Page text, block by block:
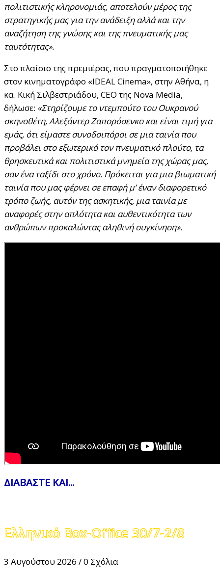
πολιτιστικής κληρονομιάς, αποτελούν μέρος της
στρατηγικής μας για την ανάδειξη αλλά και την
αναζήτηση της γνώσης και της πνευματικής µας
ταυτότητας».
Στο πλαίσιο της πρεμιέρας, που πραγματοποιήθηκε
στον κινηματογράφο «IDEAL Cinema», στην Αθήνα, η
κα. Κική Σιλβεστριάδου, CEO της Nova Media,
δήλωσε: «Στηρίζουμε το ντεμπούτο του Ουκρανού
σκηνοθέτη, Αλεξάντερ Ζαπορόσενκο και είναι τιμή για
εμάς, ότι είμαστε συνοδοιπόροι σε μια ταινία που
προβάλει στο εξωτερικό τον πνευματικό πλούτο, τα
θρησκευτικά και πολιτιστικά μνημεία της χώρας μας,
σαν ένα ταξίδι στο χρόνο. Πρόκειται για μια βιωματική
ταινία που μας φέρνει σε επαφή μ’ έναν διαφορετικό
τρόπο ζωής, αυτόν της ασκητικής, μια ταινία με
αναφορές στην απλότητα και αυθεντικότητα των
ανθρώπων προκαλώντας αληθινή συγκίνηση».
ΔΙΑΒΑΣΤΕ ΚΑΙ...
Ελληνικό Box-Office 30/7-2/8
3 Αυγούστου 2026 /0 Σχόλια